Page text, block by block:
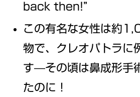
back then!”
この有名な女性は約
物で、クレオパトラに
す—その頃は鼻成形手
たのに！